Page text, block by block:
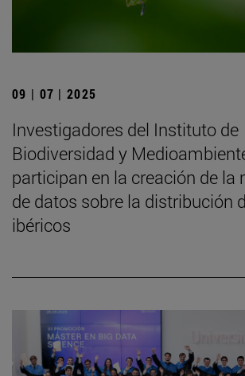
09 | 07 | 2025
Investigadores del Instituto de
Biodiversidad y
participan en la creación de la
de datos sobre la distribución
ibéricos